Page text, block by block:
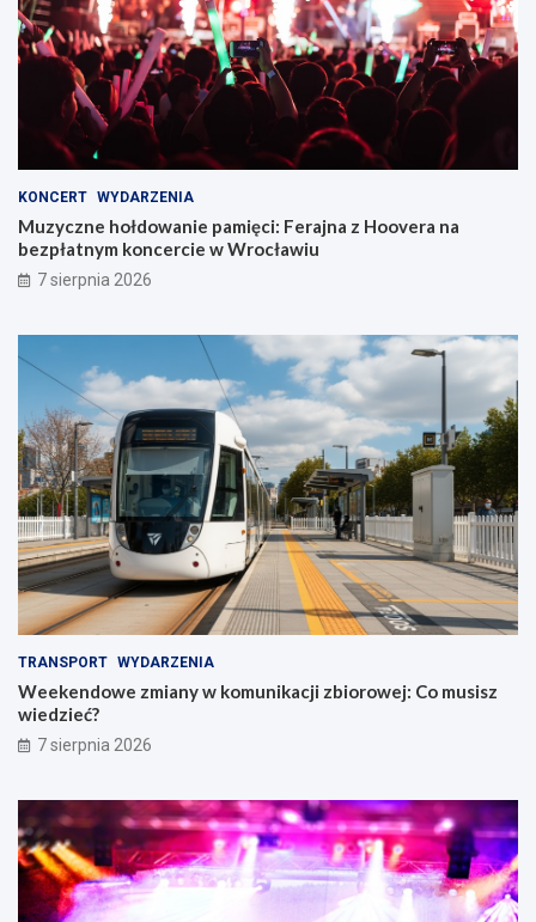
KONCERT WYDARZENIA
Muzyczne hołdowanie pamięci: Ferajna z Hoovera na
bezpłatnym koncercie w Wrocławiu
7 sierpnia 2026
TRANSPORT WYDARZENIA
Weekendowe zmiany w komunikacji zbiorowej: Co musisz
wiedzieć?
7 sierpnia 2026